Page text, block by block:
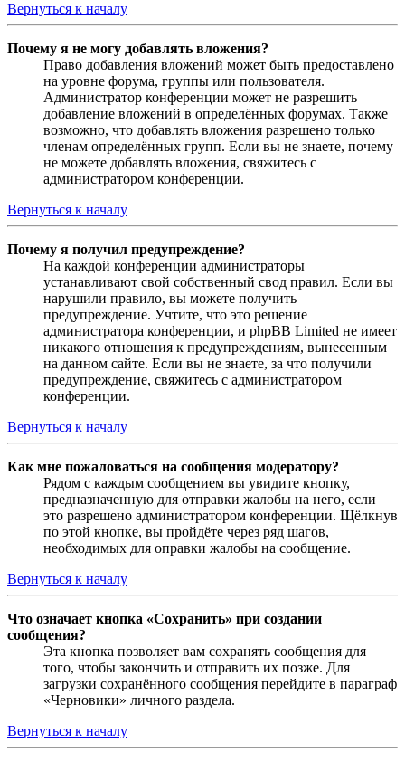
Вернуться к началу
Почему я не могу добавлять вложения?
Право добавления вложений может быть предоставлено
на уровне форума, группы или пользователя.
Администратор конференции может не разрешить
добавление вложений в определённых форумах. Также
возможно, что добавлять вложения разрешено только
членам определённых групп. Если вы не знаете, почему
не можете добавлять вложения, свяжитесь с
администратором конференции.
Вернуться к началу
Почему я получил предупреждение?
На каждой конференции администраторы
устанавливают свой собственный свод правил. Если вы
нарушили правило, вы можете получить
предупреждение. Учтите, что это решение
администратора конференции, и phpBB Limited не имеет
никакого отношения к предупреждениям, вынесенным
на данном сайте. Если вы не знаете, за что получили
предупреждение, свяжитесь с администратором
конференции.
Вернуться к началу
Как мне пожаловаться на сообщения модератору?
Рядом с каждым сообщением вы увидите кнопку,
предназначенную для отправки жалобы на него, если
это разрешено администратором конференции. Щёлкнув
по этой кнопке, вы пройдёте через ряд шагов,
необходимых для оправки жалобы на сообщение.
Вернуться к началу
Что означает кнопка «Сохранить» при создании
сообщения?
Эта кнопка позволяет вам сохранять сообщения для
того, чтобы закончить и отправить их позже. Для
загрузки сохранённого сообщения перейдите в параграф
«Черновики» личного раздела.
Вернуться к началу